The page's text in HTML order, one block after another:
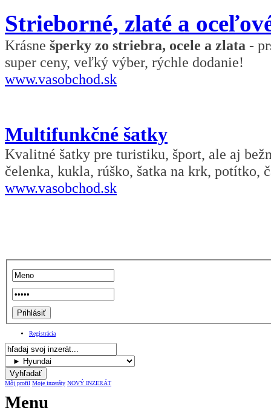
Strieborné, zlaté a
Krásne šperky zo striebra, ocele a zlata -
super ceny, veľký výber, rýchle dodanie!
www.vasobchod.sk
Multifunkčné šatky
Kvalitné šatky pre turistiku, šport, ale aj
čelenka, kukla, rúško, šatka na krk, potítko,
www.vasobchod.sk
Registrácia
Môj profil Moje inzeráty NOVÝ INZERÁT
Menu